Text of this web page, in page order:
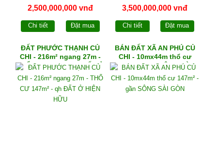
2,500,000,000 vnđ
Chi tiết Đặt mua
3,500,000,000 vnđ
Chi tiết Đặt mua
ĐẤT PHƯỚC THẠNH CỦ
CHI - 216m² ngang 27m -
THỔ CƯ 147m² - qh ĐẤT Ở
HIỆN HỮU
BÁN ĐẤT XÃ AN PHÚ CỦ
CHI - 10mx44m thổ cư
147m² - gần SÔNG SÀI
GÒN